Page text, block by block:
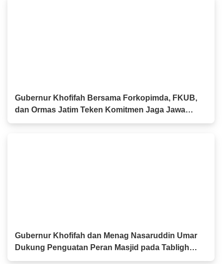
Gubernur Khofifah Bersama Forkopimda, FKUB,
dan Ormas Jatim Teken Komitmen Jaga Jawa
Timur Tetap Damai
Gubernur Khofifah dan Menag Nasaruddin Umar
Dukung Penguatan Peran Masjid pada Tabligh
Akbar IGIC 2026